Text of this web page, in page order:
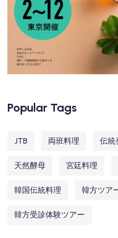
Popular Tags
JTB 両班料理 伝統
天然酵母 宮廷料理
韓国伝統料理 韓方ツア
韓方受診体験ツアー